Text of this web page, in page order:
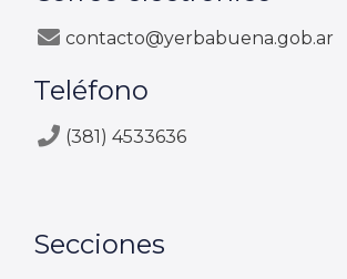
contacto@yerbabuena.gob.ar
Teléfono
(381) 4533636
Secciones